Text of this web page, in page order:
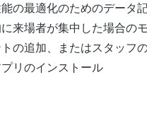
の最適化のためのデータ
来場者が集中した場合の
の追加、またはスタッフ
リのインストール